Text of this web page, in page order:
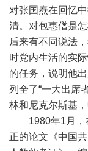
对张国焘在回忆
清。对包惠僧是
后来有不同说法
时党内生活的实
的任务，说明他
列全了“一大出席
林和尼克尔斯基，
1980年1月，在
正的论文《中国